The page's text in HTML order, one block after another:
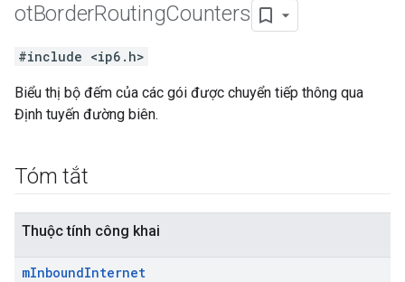
otBorderRoutingCounters
#include <ip6.h>
Biểu thị bộ đếm của các gói được chuyển tiếp thông qua
Định tuyến đường biên.
Tóm tắt
Thuộc tính công khai
mInboundInternet